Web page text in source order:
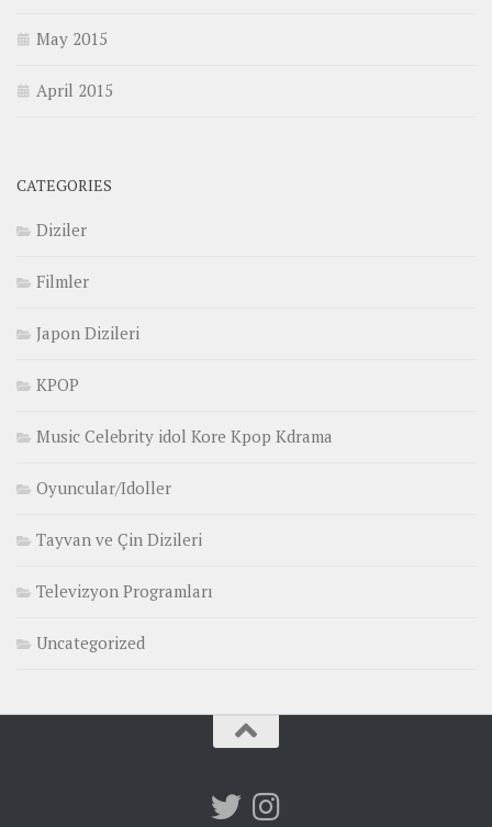
May 2015
April 2015
CATEGORIES
Diziler
Filmler
Japon Dizileri
KPOP
Music Celebrity idol Kore Kpop Kdrama
Oyuncular/Idoller
Tayvan ve Çin Dizileri
Televizyon Programları
Uncategorized